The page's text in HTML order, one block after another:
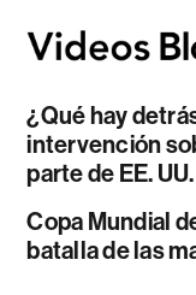
¿Qué hay
intervención
parte de EE.
Copa Mundial
batalla de las